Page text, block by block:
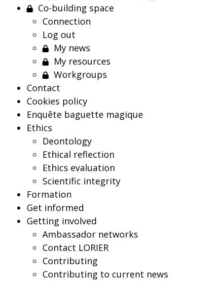
Co-building space
Connection
Log out
My news
My resources
Workgroups
Contact
Cookies policy
Enquête baguette magique
Ethics
Deontology
Ethical reflection
Ethics evaluation
Scientific integrity
Formation
Get informed
Getting involved
Ambassador networks
Contact LORIER
Contributing
Contributing to current news